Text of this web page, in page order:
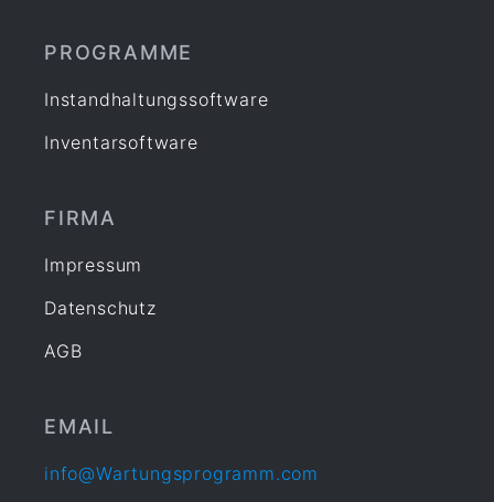
PROGRAMME
Instandhaltungssoftware
Inventarsoftware
FIRMA
Impressum
Datenschutz
AGB
EMAIL
info@Wartungsprogramm.com